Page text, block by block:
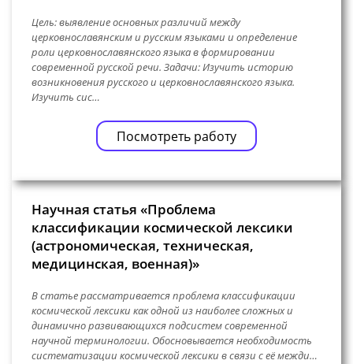
Цель: выявление основных различий между
церковнославянским и русским языками и определение
роли церковнославянского языка в формировании
современной русской речи. Задачи: Изучить историю
возникновения русского и церковнославянского языка.
Изучить сис…
Посмотреть работу
Научная статья «Проблема
классификации космической лексики
(астрономическая, техническая,
медицинская, военная)»
В статье рассматривается проблема классификации
космической лексики как одной из наиболее сложных и
динамично развивающихся подсистем современной
научной терминологии. Обосновывается необходимость
систематизации космической лексики в связи с её межди…